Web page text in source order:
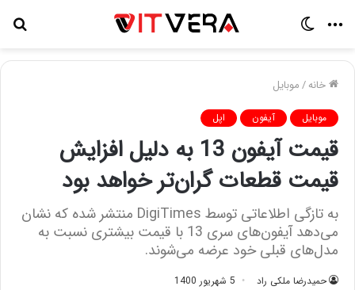
منو
خانه/موبایل
موبایل آیفون اپل
قیمت آیفون 13 به دلیل افزایش
قیمت قطعات گران‌تر خواهد بود
به تازگی اطلاعاتی توسط DigiTimes منتشر شده که نشان
می‌دهد آیفون‌های سری 13 با قیمت بیشتری نسبت به
مدل‌های قبلی خود عرضه می‌شوند.
حمیدرضا ملکی راد
5 شهریور 1400